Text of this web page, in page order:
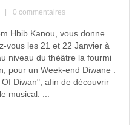
0 commentaires
Hbib Kanou, vous donne
vous les 21 et 22 Janvier à
niveau du théâtre la fourmi
pour un Week-end Diwane :
Of Diwan", afin de découvrir
musical. ...